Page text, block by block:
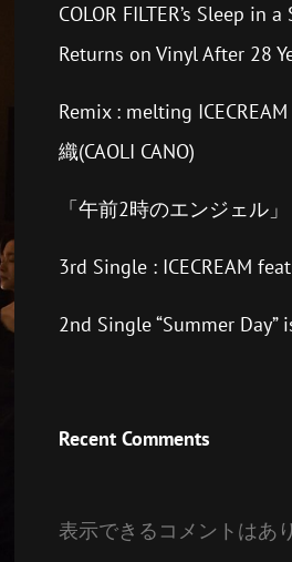
COLOR FILTER’s Sleep in
Returns on Vinyl After 28
Remix : melting
織(CAOLI CANO)
「午前2時のエンジェル」
3rd Single : ICECREAM
2nd Single “Summer Day”
Recent Comments
表示できるコメントはあ